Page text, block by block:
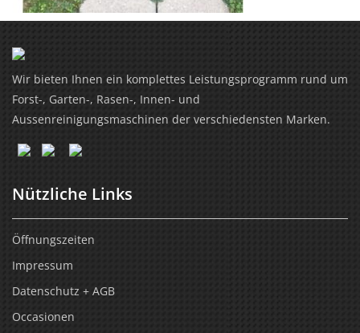
Wir bieten Ihnen ein komplettes Leistungsprogramm rund um
Forst-, Garten-, Rasen-, Innen- und
Aussenreinigungsmaschinen der verschiedensten Marken.
Nützliche Links
Öffnungszeiten
Impressum
Datenschutz + AGB
Occasionen